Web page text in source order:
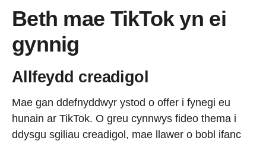
Beth mae TikTok yn ei
gynnig
Allfeydd creadigol
Mae gan ddefnyddwyr ystod o offer i fynegi eu
hunain ar TikTok. O greu cynnwys fideo thema i
ddysgu sgiliau creadigol, mae llawer o bobl ifanc